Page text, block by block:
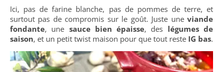
Ici, pas de farine blanche, pas de pommes de terre, et
surtout pas de compromis sur le goût. Juste une viande
fondante, une sauce bien épaisse, des légumes de
saison, et un petit twist maison pour que tout reste IG bas.